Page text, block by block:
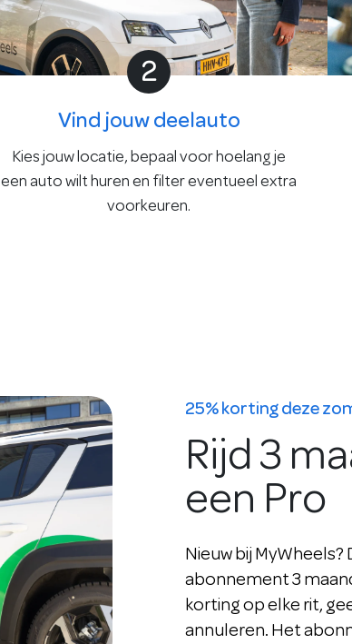
2
Vind jouw deelauto
Kies jouw locatie, bepaal voor hoelang je
een auto wilt huren en filter eventueel extra
voorkeuren.
25% korting deze
Rijd 3
een Pro
Nieuw bij MyWheels?
abonnement 3
korting op elke rit,
annuleren. Het